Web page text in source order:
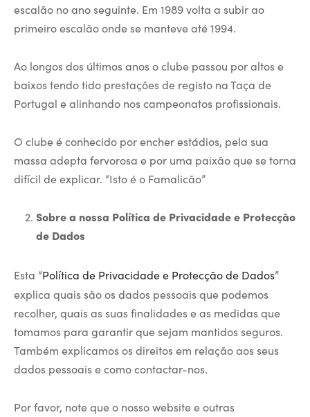
escalão no ano seguinte. Em 1989 volta a subir ao
primeiro escalão onde se manteve até 1994.
Ao longos dos últimos anos o clube passou por altos e
baixos tendo tido prestações de registo na Taça de
Portugal e alinhando nos campeonatos profissionais.
O clube é conhecido por encher estádios, pela sua
massa adepta fervorosa e por uma paixão que se torna
difícil de explicar. “Isto é o Famalicão”
Sobre a nossa Política de Privacidade e Protecção
de Dados
Esta “Política de Privacidade e Protecção de Dados”
explica quais são os dados pessoais que podemos
recolher, quais as suas finalidades e as medidas que
tomamos para garantir que sejam mantidos seguros.
Também explicamos os direitos em relação aos seus
dados pessoais e como contactar-nos.
Por favor, note que o nosso website e outras